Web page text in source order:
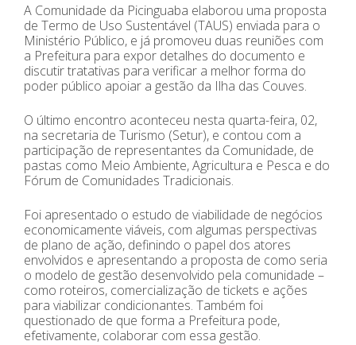
A Comunidade da Picinguaba elaborou uma proposta
de Termo de Uso Sustentável (TAUS) enviada para o
Ministério Público, e já promoveu duas reuniões com
a Prefeitura para expor detalhes do documento e
discutir tratativas para verificar a melhor forma do
poder público apoiar a gestão da Ilha das Couves.
O último encontro aconteceu nesta quarta-feira, 02,
na secretaria de Turismo (Setur), e contou com a
participação de representantes da Comunidade, de
pastas como Meio Ambiente, Agricultura e Pesca e do
Fórum de Comunidades Tradicionais.
Foi apresentado o estudo de viabilidade de negócios
economicamente viáveis, com algumas perspectivas
de plano de ação, definindo o papel dos atores
envolvidos e apresentando a proposta de como seria
o modelo de gestão desenvolvido pela comunidade –
como roteiros, comercialização de tickets e ações
para viabilizar condicionantes. Também foi
questionado de que forma a Prefeitura pode,
efetivamente, colaborar com essa gestão.